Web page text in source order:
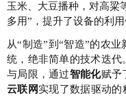
玉米、大豆播种，对高粱
多用”，提升了设备的利用
从“制造”到“智造”的农
统，绝非简单的技术迭代
与局限，通过智能化赋予
云联网实现了数据驱动的